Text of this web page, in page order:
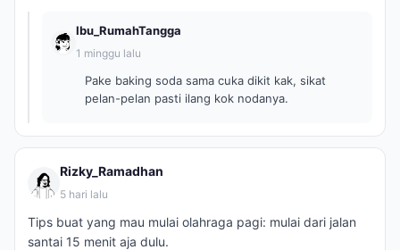
Ibu_RumahTangga
1 minggu lalu
Pake baking soda sama cuka dikit kak, sikat
pelan-pelan pasti ilang kok nodanya.
Rizky_Ramadhan
5 hari lalu
Tips buat yang mau mulai olahraga pagi: mulai dari jalan
santai 15 menit aja dulu.